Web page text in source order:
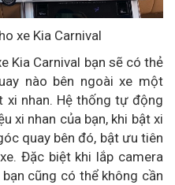
xe Kia Carnival
Kia Carnival bạn sẽ có thẻ
nào bên ngoài xe một
xi nhan. Hệ thống tự động
xi nhan của bạn, khi bật xi
quay bên đó, bật ưu tiên
Đặc biệt khi lắp camera
cũng có thể không cần